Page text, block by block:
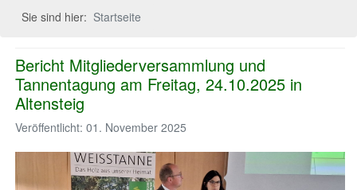
Sie sind hier: Startseite
Bericht Mitgliederversammlung und
Tannentagung am Freitag, 24.10.2025 in
Altensteig
Veröffentlicht: 01. November 2025